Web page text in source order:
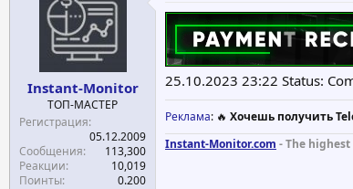
Instant-Monitor
ТОП-МАСТЕР
Регистрация
05.12.2009
Сообщения
113,300
Реакции
10,019
Поинты
0.200
25.10.2023 23:22 Status:
Реклама: 🔥 Хочешь получить
Instant-Monitor.com - The highest